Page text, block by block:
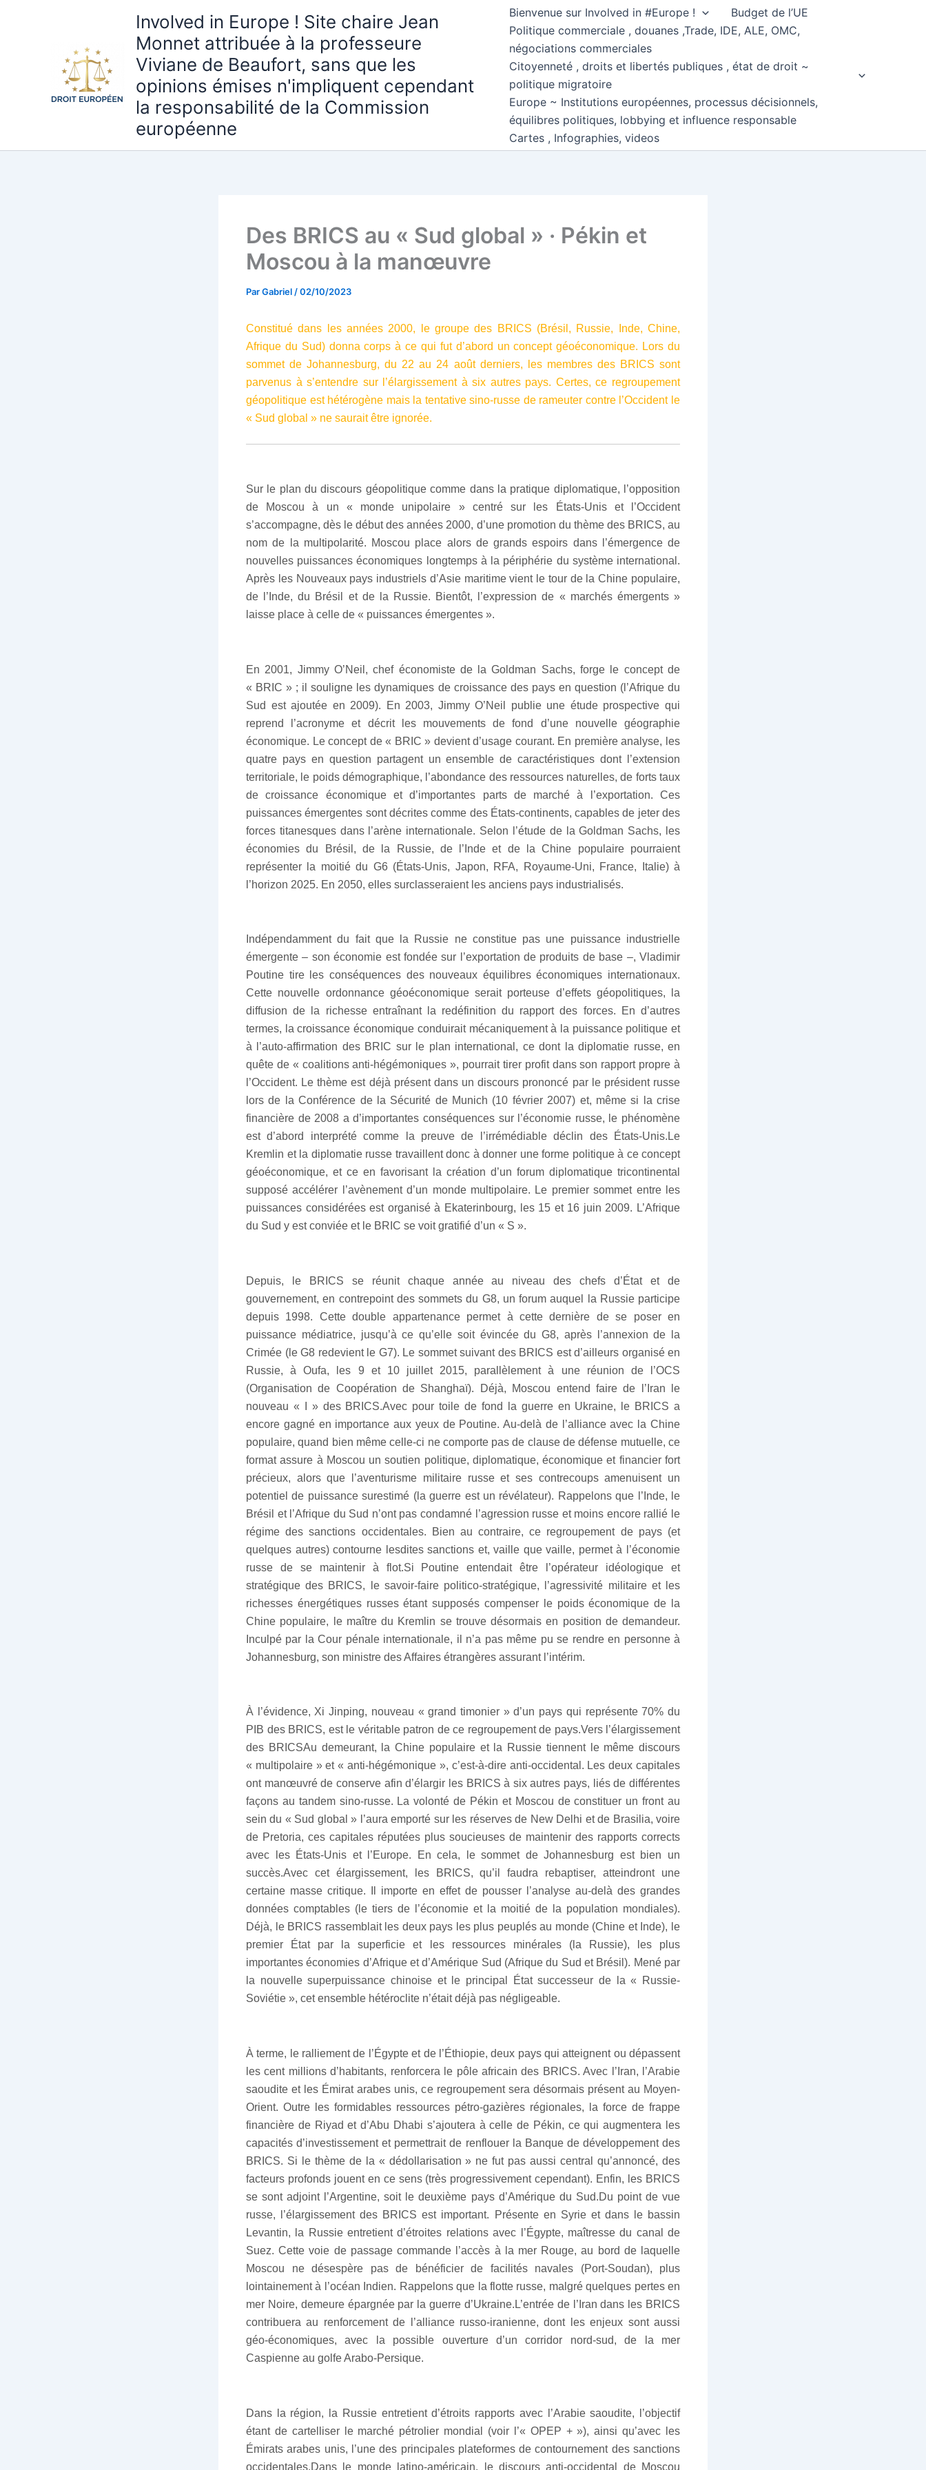
Involved in Europe ! Site chaire Jean
Monnet attribuée à la professeure
Viviane de Beaufort, sans que les
opinions émises n'impliquent cependant
la responsabilité de la Commission
européenne
Bienvenue sur Involved in #Europe !
Budget de l’UE
Politique commerciale , douanes ,Trade, IDE, ALE, OMC,
négociations commerciales
Citoyenneté , droits et libertés publiques , état de droit ~
politique migratoire
Europe ~ Institutions européennes, processus décisionnels,
équilibres politiques, lobbying et influence responsable
Cartes , Infographies, videos
Des BRICS au « Sud global » · Pékin et
Moscou à la manœuvre
ParGabriel /02/10/2023
Constitué dans les années 2000, le groupe des BRICS (Brésil, Russie, Inde, Chine,
Afrique du Sud) donna corps à ce qui fut d’abord un concept géoéconomique. Lors du
sommet de Johannesburg, du 22 au 24 août derniers, les membres des BRICS sont
parvenus à s’entendre sur l’élargissement à six autres pays. Certes, ce regroupement
géopolitique est hétérogène mais la tentative sino-russe de rameuter contre l’Occident le
« Sud global » ne saurait être ignorée.
Sur le plan du discours géopolitique comme dans la pratique diplomatique, l’opposition
de Moscou à un « monde unipolaire » centré sur les États-Unis et l’Occident
s’accompagne, dès le début des années 2000, d’une promotion du thème des BRICS, au
nom de la multipolarité. Moscou place alors de grands espoirs dans l’émergence de
nouvelles puissances économiques longtemps à la périphérie du système international.
Après les Nouveaux pays industriels d’Asie maritime vient le tour de la Chine populaire,
de l’Inde, du Brésil et de la Russie. Bientôt, l’expression de « marchés émergents »
laisse place à celle de « puissances émergentes ».
En 2001, Jimmy O’Neil, chef économiste de la Goldman Sachs, forge le concept de
« BRIC » ; il souligne les dynamiques de croissance des pays en question (l’Afrique du
Sud est ajoutée en 2009). En 2003, Jimmy O’Neil publie une étude prospective qui
reprend l’acronyme et décrit les mouvements de fond d’une nouvelle géographie
économique. Le concept de « BRIC » devient d’usage courant. En première analyse, les
quatre pays en question partagent un ensemble de caractéristiques dont l’extension
territoriale, le poids démographique, l’abondance des ressources naturelles, de forts taux
de croissance économique et d’importantes parts de marché à l’exportation. Ces
puissances émergentes sont décrites comme des États-continents, capables de jeter des
forces titanesques dans l’arène internationale. Selon l’étude de la Goldman Sachs, les
économies du Brésil, de la Russie, de l’Inde et de la Chine populaire pourraient
représenter la moitié du G6 (États-Unis, Japon, RFA, Royaume-Uni, France, Italie) à
l’horizon 2025. En 2050, elles surclasseraient les anciens pays industrialisés.
Indépendamment du fait que la Russie ne constitue pas une puissance industrielle
émergente – son économie est fondée sur l’exportation de produits de base –, Vladimir
Poutine tire les conséquences des nouveaux équilibres économiques internationaux.
Cette nouvelle ordonnance géoéconomique serait porteuse d’effets géopolitiques, la
diffusion de la richesse entraînant la redéfinition du rapport des forces. En d’autres
termes, la croissance économique conduirait mécaniquement à la puissance politique et
à l’auto-affirmation des BRIC sur le plan international, ce dont la diplomatie russe, en
quête de « coalitions anti-hégémoniques », pourrait tirer profit dans son rapport propre à
l’Occident. Le thème est déjà présent dans un discours prononcé par le président russe
lors de la Conférence de la Sécurité de Munich (10 février 2007) et, même si la crise
financière de 2008 a d’importantes conséquences sur l’économie russe, le phénomène
est d’abord interprété comme la preuve de l’irrémédiable déclin des États-Unis.Le
Kremlin et la diplomatie russe travaillent donc à donner une forme politique à ce concept
géoéconomique, et ce en favorisant la création d’un forum diplomatique tricontinental
supposé accélérer l’avènement d’un monde multipolaire. Le premier sommet entre les
puissances considérées est organisé à Ekaterinbourg, les 15 et 16 juin 2009. L’Afrique
du Sud y est conviée et le BRIC se voit gratifié d’un « S ».
Depuis, le BRICS se réunit chaque année au niveau des chefs d’État et de
gouvernement, en contrepoint des sommets du G8, un forum auquel la Russie participe
depuis 1998. Cette double appartenance permet à cette dernière de se poser en
puissance médiatrice, jusqu’à ce qu’elle soit évincée du G8, après l’annexion de la
Crimée (le G8 redevient le G7). Le sommet suivant des BRICS est d’ailleurs organisé en
Russie, à Oufa, les 9 et 10 juillet 2015, parallèlement à une réunion de l’OCS
(Organisation de Coopération de Shanghaï). Déjà, Moscou entend faire de l’Iran le
nouveau « I » des BRICS.Avec pour toile de fond la guerre en Ukraine, le BRICS a
encore gagné en importance aux yeux de Poutine. Au-delà de l’alliance avec la Chine
populaire, quand bien même celle-ci ne comporte pas de clause de défense mutuelle, ce
format assure à Moscou un soutien politique, diplomatique, économique et financier fort
précieux, alors que l’aventurisme militaire russe et ses contrecoups amenuisent un
potentiel de puissance surestimé (la guerre est un révélateur). Rappelons que l’Inde, le
Brésil et l’Afrique du Sud n’ont pas condamné l’agression russe et moins encore rallié le
régime des sanctions occidentales. Bien au contraire, ce regroupement de pays (et
quelques autres) contourne lesdites sanctions et, vaille que vaille, permet à l’économie
russe de se maintenir à flot.Si Poutine entendait être l’opérateur idéologique et
stratégique des BRICS, le savoir-faire politico-stratégique, l’agressivité militaire et les
richesses énergétiques russes étant supposés compenser le poids économique de la
Chine populaire, le maître du Kremlin se trouve désormais en position de demandeur.
Inculpé par la Cour pénale internationale, il n’a pas même pu se rendre en personne à
Johannesburg, son ministre des Affaires étrangères assurant l’intérim.
À l’évidence, Xi Jinping, nouveau « grand timonier » d’un pays qui représente 70% du
PIB des BRICS, est le véritable patron de ce regroupement de pays.Vers l’élargissement
des BRICSAu demeurant, la Chine populaire et la Russie tiennent le même discours
« multipolaire » et « anti-hégémonique », c’est-à-dire anti-occidental. Les deux capitales
ont manœuvré de conserve afin d’élargir les BRICS à six autres pays, liés de différentes
façons au tandem sino-russe. La volonté de Pékin et Moscou de constituer un front au
sein du « Sud global » l’aura emporté sur les réserves de New Delhi et de Brasilia, voire
de Pretoria, ces capitales réputées plus soucieuses de maintenir des rapports corrects
avec les États-Unis et l’Europe. En cela, le sommet de Johannesburg est bien un
succès.Avec cet élargissement, les BRICS, qu’il faudra rebaptiser, atteindront une
certaine masse critique. Il importe en effet de pousser l’analyse au-delà des grandes
données comptables (le tiers de l’économie et la moitié de la population mondiales).
Déjà, le BRICS rassemblait les deux pays les plus peuplés au monde (Chine et Inde), le
premier État par la superficie et les ressources minérales (la Russie), les plus
importantes économies d’Afrique et d’Amérique Sud (Afrique du Sud et Brésil). Mené par
la nouvelle superpuissance chinoise et le principal État successeur de la « Russie-
Soviétie », cet ensemble hétéroclite n’était déjà pas négligeable.
À terme, le ralliement de l’Égypte et de l’Éthiopie, deux pays qui atteignent ou dépassent
les cent millions d’habitants, renforcera le pôle africain des BRICS. Avec l’Iran, l’Arabie
saoudite et les Émirat arabes unis, ce regroupement sera désormais présent au Moyen-
Orient. Outre les formidables ressources pétro-gazières régionales, la force de frappe
financière de Riyad et d’Abu Dhabi s’ajoutera à celle de Pékin, ce qui augmentera les
capacités d’investissement et permettrait de renflouer la Banque de développement des
BRICS. Si le thème de la « dédollarisation » ne fut pas aussi central qu’annoncé, des
facteurs profonds jouent en ce sens (très progressivement cependant). Enfin, les BRICS
se sont adjoint l’Argentine, soit le deuxième pays d’Amérique du Sud.Du point de vue
russe, l’élargissement des BRICS est important. Présente en Syrie et dans le bassin
Levantin, la Russie entretient d’étroites relations avec l’Égypte, maîtresse du canal de
Suez. Cette voie de passage commande l’accès à la mer Rouge, au bord de laquelle
Moscou ne désespère pas de bénéficier de facilités navales (Port-Soudan), plus
lointainement à l’océan Indien. Rappelons que la flotte russe, malgré quelques pertes en
mer Noire, demeure épargnée par la guerre d’Ukraine.L’entrée de l’Iran dans les BRICS
contribuera au renforcement de l’alliance russo-iranienne, dont les enjeux sont aussi
géo-économiques, avec la possible ouverture d’un corridor nord-sud, de la mer
Caspienne au golfe Arabo-Persique.
Dans la région, la Russie entretient d’étroits rapports avec l’Arabie saoudite, l’objectif
étant de cartelliser le marché pétrolier mondial (voir l’« OPEP + »), ainsi qu’avec les
Émirats arabes unis, l’une des principales plateformes de contournement des sanctions
occidentales.Dans le monde latino-américain, le discours anti-occidental de Moscou